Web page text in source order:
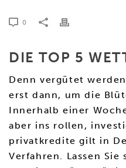
0
DIE TOP 5
Denn vergütet
erst dann, um die
Innerhalb einer
aber ins rollen,
privatkredite gilt in
Verfahren. Lassen